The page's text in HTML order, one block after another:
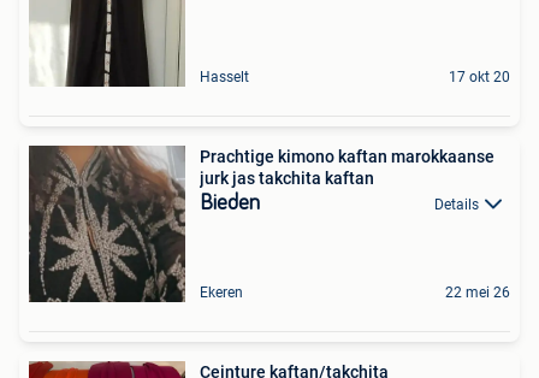
Hasselt 17 okt 20
Prachtige kimono kaftan marokkaanse
jurk jas takchita kaftan
Bieden Details
Ekeren 22 mei 26
Ceinture kaftan/takchita